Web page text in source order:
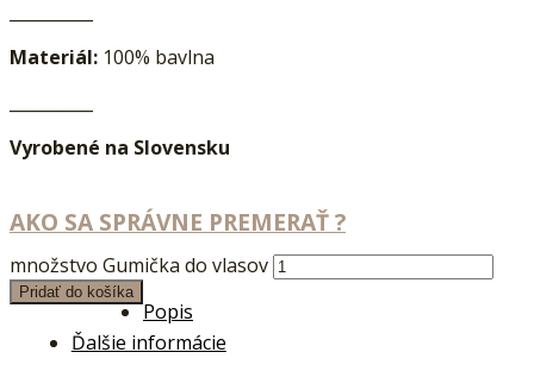
Materiál: 100% bavlna
Vyrobené na Slovensku
AKO SA SPRÁVNE PREMERAŤ ?
množstvo Gumička do vlasov
Pridať do košíka
Popis
Ďalšie informácie